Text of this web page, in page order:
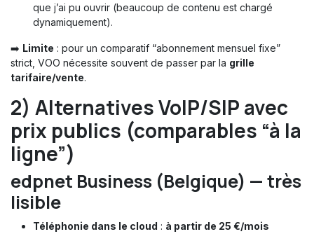
que j’ai pu ouvrir (beaucoup de contenu est chargé
dynamiquement).
➡️ Limite : pour un comparatif “abonnement mensuel fixe”
strict, VOO nécessite souvent de passer par la grille
tarifaire/vente.
2) Alternatives VoIP/SIP avec
prix publics (comparables “à la
ligne”)
edpnet Business (Belgique) — très
lisible
Téléphonie dans le cloud : à partir de 25 €/mois